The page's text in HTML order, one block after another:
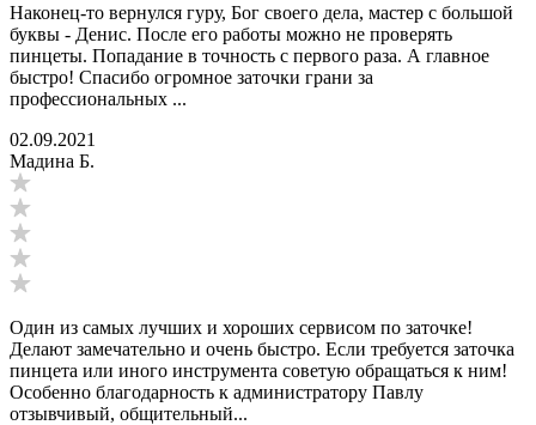
Наконец-то вернулся гуру, Бог своего дела, мастер с большой
буквы - Денис. После его работы можно не проверять
пинцеты. Попадание в точность с первого раза. А главное
быстро! Спасибо огромное заточки грани за
профессиональных ...
02.09.2021
Мадина Б.
Один из самых лучших и хороших сервисом по заточке!
Делают замечательно и очень быстро. Если требуется заточка
пинцета или иного инструмента советую обращаться к ним!
Особенно благодарность к администратору Павлу
отзывчивый, общительный...